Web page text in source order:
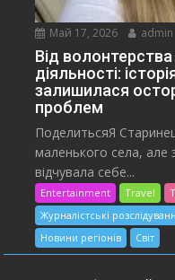
Май 17, 2026 admin
Від
діяльності:
залишилася
проблем
ПоделитьсяЯ
маленького села, але
відчувала себе...
Entertainment Travel
Журналістські
Новини регіонів
Світ